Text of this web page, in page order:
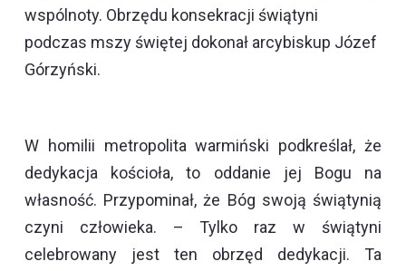
wspólnoty. Obrzędu konsekracji świątyni
podczas mszy świętej dokonał arcybiskup Józef
Górzyński.
W homilii metropolita warmiński podkreślał, że
dedykacja kościoła, to oddanie jej Bogu na
własność. Przypominał, że Bóg swoją świątynią
czyni człowieka. – Tylko raz w świątyni
celebrowany jest ten obrzęd dedykacji. Ta